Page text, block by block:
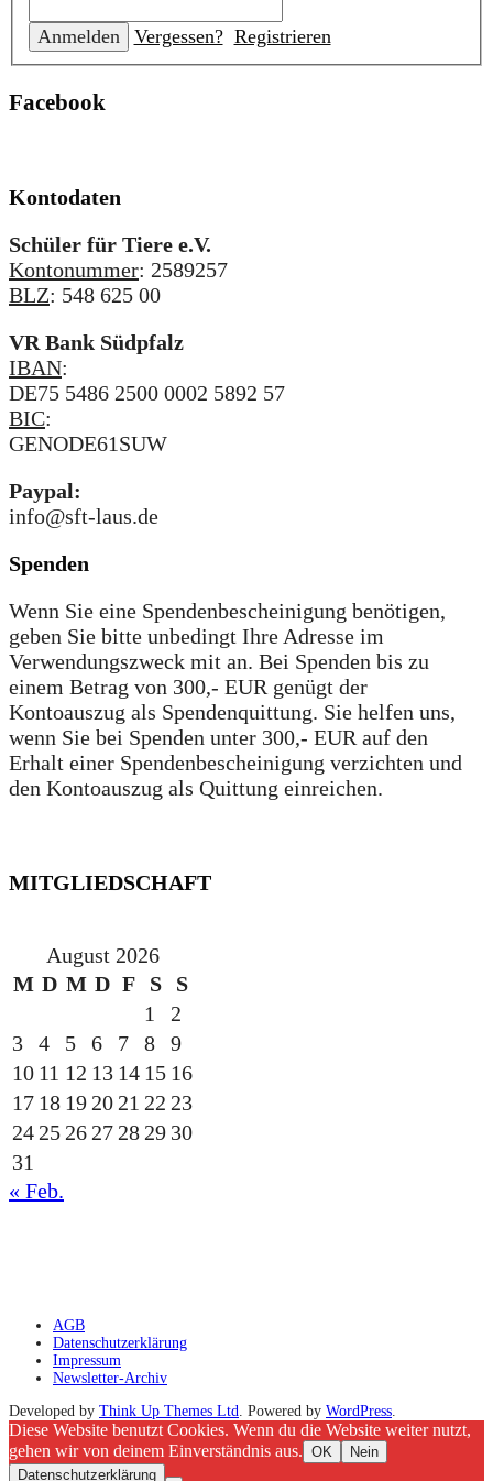
Vergessen? Registrieren
Facebook
Kontodaten
Schüler für Tiere e.V.
Kontonummer: 2589257
BLZ: 548 625 00
VR Bank Südpfalz
IBAN:
DE75 5486 2500 0002 5892 57
BIC:
GENODE61SUW
Paypal:
info@sft-laus.de
Spenden
Wenn Sie eine Spendenbescheinigung benötigen,
geben Sie bitte unbedingt Ihre Adresse im
Verwendungszweck mit an. Bei Spenden bis zu
einem Betrag von 300,- EUR genügt der
Kontoauszug als Spendenquittung. Sie helfen uns,
wenn Sie bei Spenden unter 300,- EUR auf den
Erhalt einer Spendenbescheinigung verzichten und
den Kontoauszug als Quittung einreichen.
MITGLIEDSCHAFT
August 2026
M D M D F S
S
1
2
3
4 5 6 7 8
9
10 11 12 13 14 15 16
17 18 192021 22 23
242526272829 30
31
« Feb.
AGB
Datenschutzerklärung
Impressum
Newsletter-Archiv
Developed by Think Up Themes Ltd. Powered by WordPress.
Diese Website benutzt Cookies. Wenn du die Website weiter nutzt,
gehen wir von deinem Einverständnis aus. OK
Nein
Datenschutzerklärung